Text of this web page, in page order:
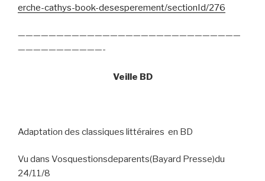
erche-cathys-book-desesperement/sectionId/276
—————————————————————————————
———————————-
Veille BD
Adaptation des classiques littéraires en BD
Vu dans Vosquestionsdeparents(Bayard Presse)du
24/11/8